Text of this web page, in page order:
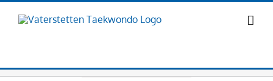
Inhalt